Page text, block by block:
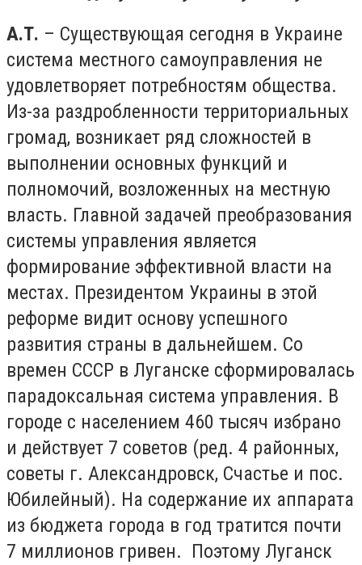
А.Т. – Существующая сегодня в Украине
система местного самоуправления не
удовлетворяет потребностям общества.
Из-за раздробленности территориальных
громад, возникает ряд сложностей в
выполнении основных функций и
полномочий, возложенных на местную
власть. Главной задачей преобразования
системы управления является
формирование эффективной власти на
местах. Президентом Украины в этой
реформе видит основу успешного
развития страны в дальнейшем. Со
времен СССР в Луганске сформировалась
парадоксальная система управления. В
городе с населением 460 тысяч избрано
и действует 7 советов (ред. 4 районных,
советы г. Александровск, Счастье и пос.
Юбилейный). На содержание их аппарата
из бюджета города в год тратится почти
7 миллионов гривен. Поэтому Луганск